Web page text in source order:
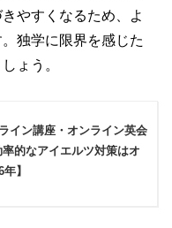
やすくなるため、よ
独学に限界を感じた
ょう。
イン講座・オンライン英会
的なアイエルツ対策はオ
】